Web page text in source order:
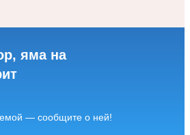
яма на
— сообщите о ней!